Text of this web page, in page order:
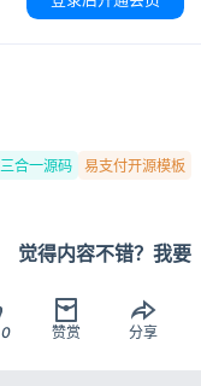
合一源码 易支付开源模板
觉得内容不错？我要
0 赞赏 分享